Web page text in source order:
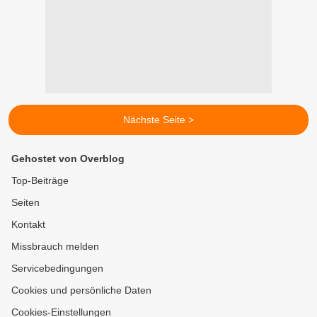
Nächste Seite >
Gehostet von Overblog
Top-Beiträge
Seiten
Kontakt
Missbrauch melden
Servicebedingungen
Cookies und persönliche Daten
Cookies-Einstellungen